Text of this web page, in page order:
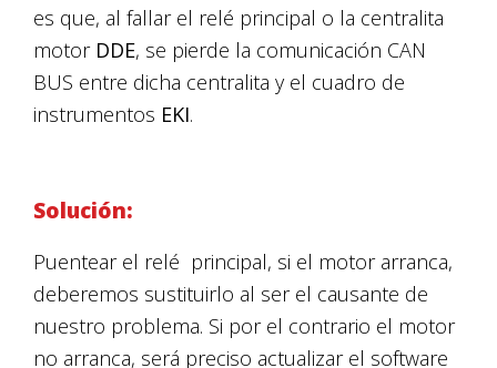
es que, al fallar el relé principal o la centralita
motorDDE, se pierde la comunicación CAN
BUS entre dicha centralita y el cuadro de
instrumentos EKI.
Solución:
Puentear el relé principal, si el motor arranca,
deberemos sustituirlo al ser el causante de
nuestro problema. Si por el contrario el motor
no arranca, será preciso actualizar el software